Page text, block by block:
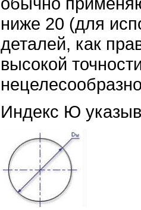
ниже 20 (для
деталей, как
высокой
Индекс Ю